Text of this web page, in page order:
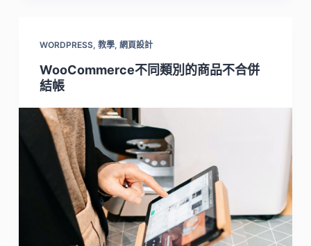
WORDPRESS, 教學, 網頁設計
WooCommerce不同類別的商品不合併
結帳